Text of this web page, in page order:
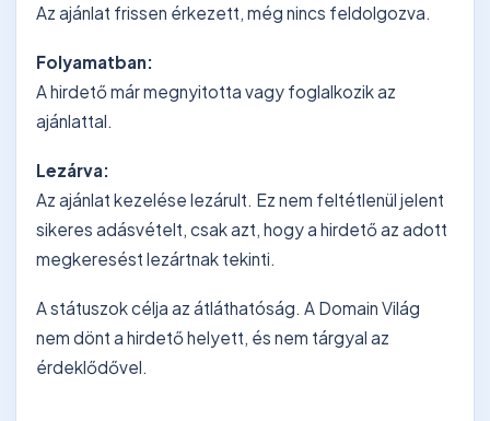
Az ajánlat frissen érkezett, még nincs feldolgozva.
Folyamatban:
A hirdető már megnyitotta vagy foglalkozik az
ajánlattal.
Lezárva:
Az ajánlat kezelése lezárult. Ez nem feltétlenül jelent
sikeres adásvételt, csak azt, hogy a hirdető az adott
megkeresést lezártnak tekinti.
A státuszok célja az átláthatóság. A Domain Világ
nem dönt a hirdető helyett, és nem tárgyal az
érdeklődővel.